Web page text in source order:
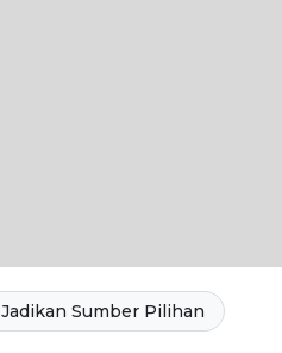
Jadikan Sumber Pilihan